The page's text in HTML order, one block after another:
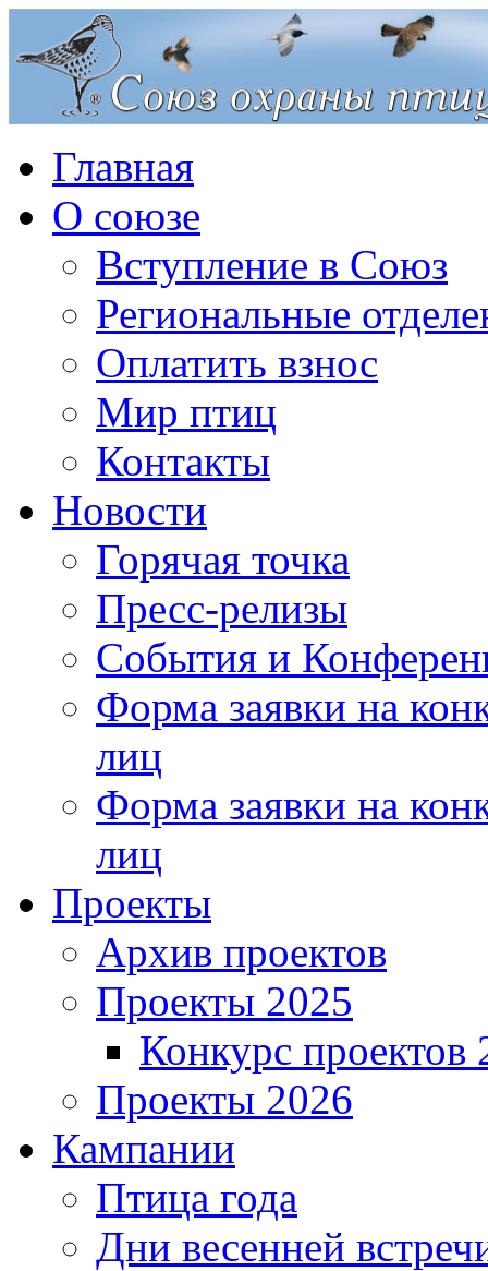
Главная
О союзе
Вступление в Союз
Региональные
Оплатить взнос
Мир птиц
Контакты
Новости
Горячая точка
Пресс-релизы
События и
Форма заявки на
лиц
Форма заявки на
лиц
Проекты
Архив проектов
Проекты 2025
Конкурс проектов
Проекты 2026
Кампании
Птица года
Дни весенней